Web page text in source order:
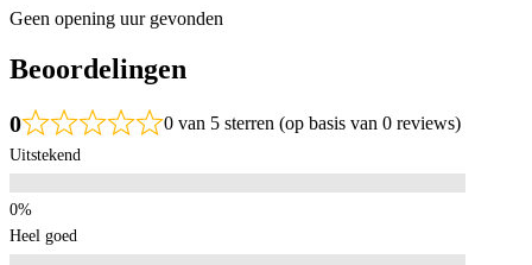
Geen opening uur gevonden
Beoordelingen
0 0 van 5 sterren (op basis van 0 reviews)
Uitstekend
Heel goed